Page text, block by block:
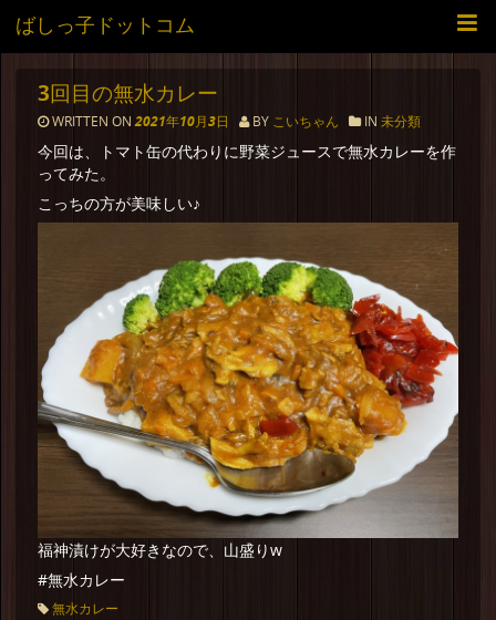
ばしっ子ドットコム
3回目の無水カレー
WRITTEN ON 2021年10月3日 BY こいちゃん IN 未分類
今回は、トマト缶の代わりに野菜ジュースで無水カレーを作
ってみた。
こっちの方が美味しい♪
福神漬けが大好きなので、山盛りw
#無水カレー
無水カレー